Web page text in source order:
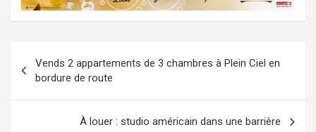
de
l’article
Vends 2 appartements de 3 chambres à Plein Ciel en
bordure de route
À louer : studio américain dans une barrière